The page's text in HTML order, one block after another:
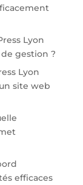
Lyon
gestion ?
Lyon
site web
efficaces